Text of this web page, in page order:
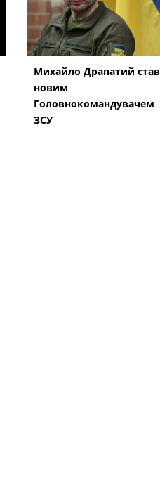
Михайло Драпатий став
новим
Головнокомандувачем
ЗСУ